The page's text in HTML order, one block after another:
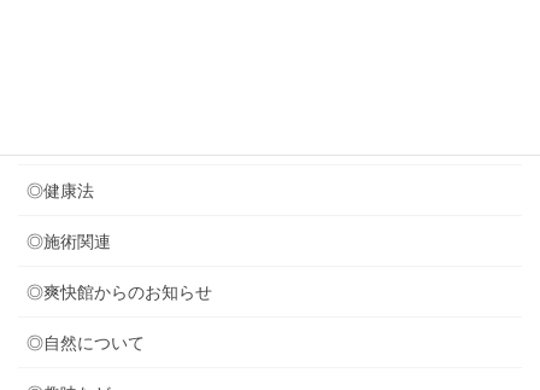
◎健康法
◎施術関連
◎爽快館からのお知らせ
◎自然について